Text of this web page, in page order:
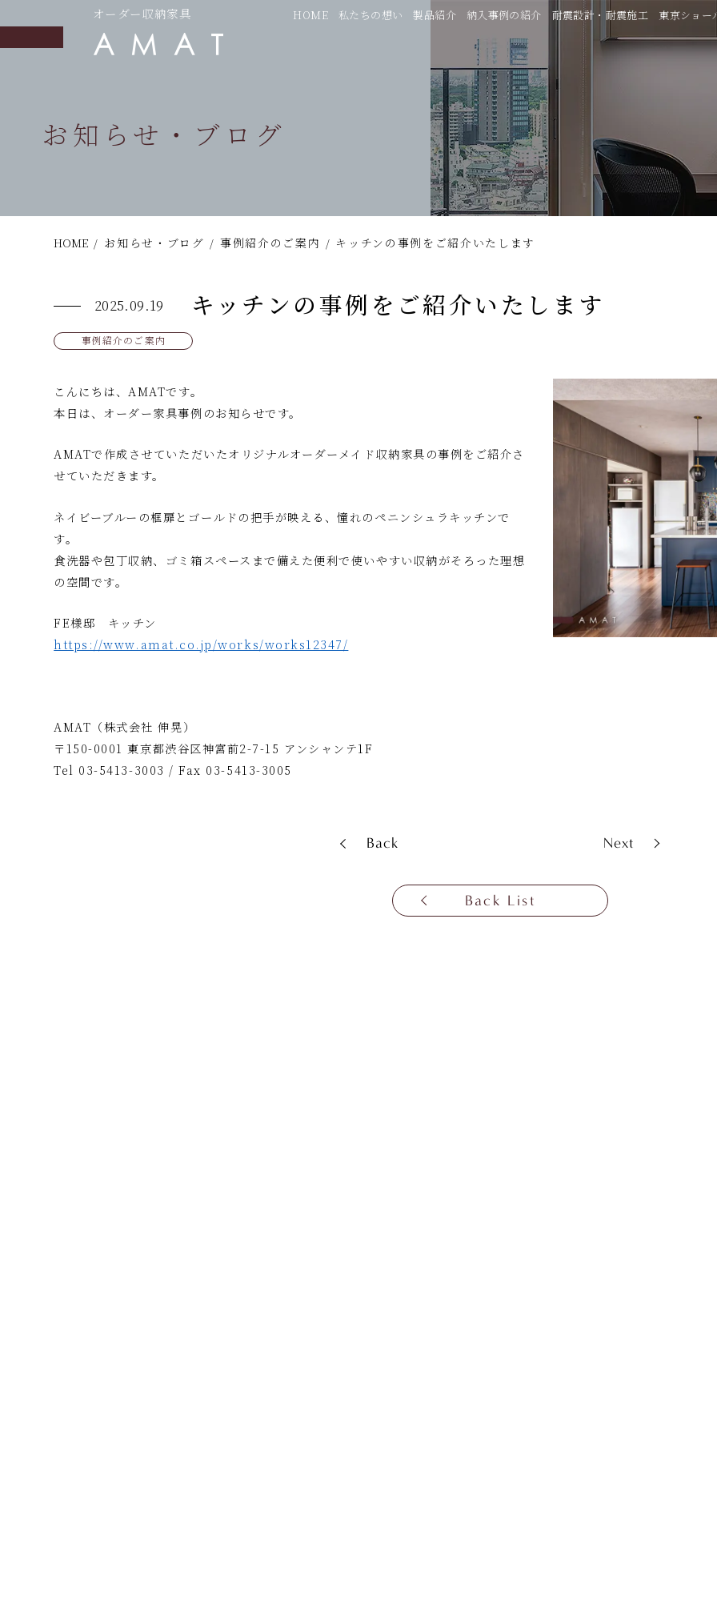
オーダー収納家具 HOME 私たちの想い 製品紹介 納入事例の紹介 耐震設計・耐震施工 東京ショー
お知らせ・ブログ
HOME / お知らせ・ブログ / 事例紹介のご案内 / キッチンの事例をご紹介いたします
2025.09.19 キッチンの事例をご紹介いたします
事例紹介のご案内
こんにちは、AMATです。
本日は、オーダー家具事例のお知らせです。
AMATで作成させていただいたオリジナルオーダーメイド収納家具の事例をご紹介さ
せていただきます。
ネイビーブルーの框扉とゴールドの把手が映える、憧れのペニンシュラキッチンで
す。
食洗器や包丁収納、ゴミ箱スペースまで備えた便利で使いやすい収納がそろった理想
の空間です。
FE様邸 キッチン
https://www.amat.co.jp/works/works12347/
AMAT（株式会社 伸晃）
〒150-0001 東京都渋谷区神宮前2-7-15 アンシャンテ1F
Tel 03-5413-3003 / Fax 03-5413-3005
Back Next
Back List